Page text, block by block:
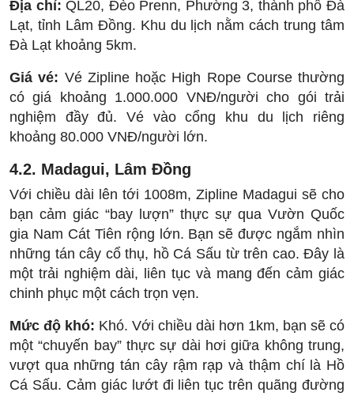
Địa chỉ: QL20, Đèo Prenn, Phường 3, thành phố Đà
Lạt, tỉnh Lâm Đồng. Khu du lịch nằm cách trung tâm
Đà Lạt khoảng 5km.
Giá vé: Vé Zipline hoặc High Rope Course thường
có giá khoảng 1.000.000 VNĐ/người cho gói trải
nghiệm đầy đủ. Vé vào cổng khu du lịch riêng
khoảng 80.000 VNĐ/người lớn.
4.2. Madagui, Lâm Đồng
Với chiều dài lên tới 1008m, Zipline Madagui sẽ cho
bạn cảm giác “bay lượn” thực sự qua Vườn Quốc
gia Nam Cát Tiên rộng lớn. Bạn sẽ được ngắm nhìn
những tán cây cổ thụ, hồ Cá Sấu từ trên cao. Đây là
một trải nghiệm dài, liên tục và mang đến cảm giác
chinh phục một cách trọn vẹn.
Mức độ khó: Khó. Với chiều dài hơn 1km, bạn sẽ có
một “chuyến bay” thực sự dài hơi giữa không trung,
vượt qua những tán cây rậm rạp và thậm chí là Hồ
Cá Sấu. Cảm giác lướt đi liên tục trên quãng đường